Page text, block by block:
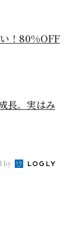
！80%OFF
長。実はみ
by